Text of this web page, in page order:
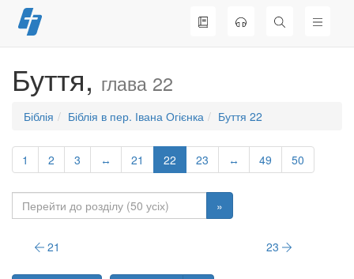
Перейти
до
Буття, глава 22
Біблія Біблія в пер. Івана Огієнка Буття 22
1 2 3 ↔ 21 22 23 ↔ 49 50
»
21 23